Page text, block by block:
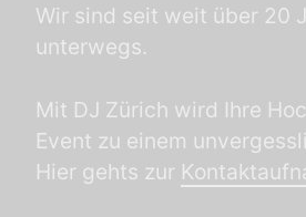
Wir sind seit weit über 20
unterwegs.
Mit DJ Zürich wird Ihre
Event zu einem
Hier gehts zur